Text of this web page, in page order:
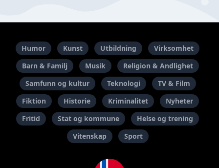
Humor Kunst Utbildning
Virksomhet
Barn & Familj
Musik
Religion & Andlighet
Samfunn og kultur
Teknologi
TV & Film
Fiktion
Historie Kriminalitet
Nyheter
Fritid
Stat og kommune
Helse og trening
Vitenskap
Sport